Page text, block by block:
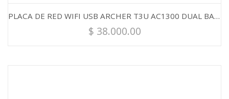
PLACA DE RED WIFI USB ARCHER T3U AC1300 DUAL BAND TP-LINK
$ 38.000.00